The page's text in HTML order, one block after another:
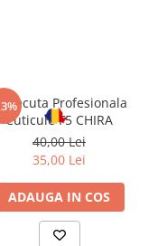
Profesionala
Cuticule F5 CHIRA
40,00 Lei
35,00 Lei
ADAUGA IN COS